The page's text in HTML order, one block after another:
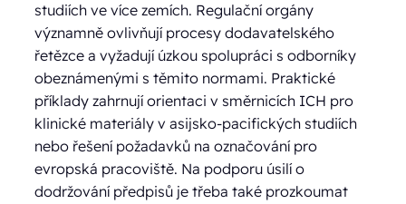
studiích ve více zemích. Regulační orgány
významně ovlivňují procesy dodavatelského
řetězce a vyžadují úzkou spolupráci s odborníky
obeznámenými s těmito normami. Praktické
příklady zahrnují orientaci v směrnicích ICH pro
klinické materiály v asijsko-pacifických studiích
nebo řešení požadavků na označování pro
evropská pracoviště. Na podporu úsilí o
dodržování předpisů je třeba také prozkoumat